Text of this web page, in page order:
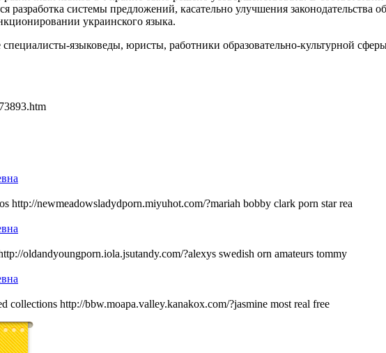
разработка системы предложений, касательно улучшения законодательства
украинского языка.
языковеды, юристы, работники образовательно-культурной
http://newmeadowsladydporn.miyuhot.com/?mariah bobby clark porn star rea
oldandyoungporn.iola.jsutandy.com/?alexys swedish orn amateurs tommy
collections http://bbw.moapa.valley.kanakox.com/?jasmine most real free